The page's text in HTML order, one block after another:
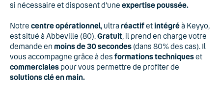
si nécessaire et disposent d'une expertise poussée.
Notre centre opérationnel, ultra réactifetintégréà Keyyo,
est situé à Abbeville (80).Gratuit, il prend en charge votre
demande en moins de 30 secondes (dans 80% des cas). Il
vous accompagne grâce à des formations techniqueset
commerciales pour vous permettre de profiter de
solutions clé en main.